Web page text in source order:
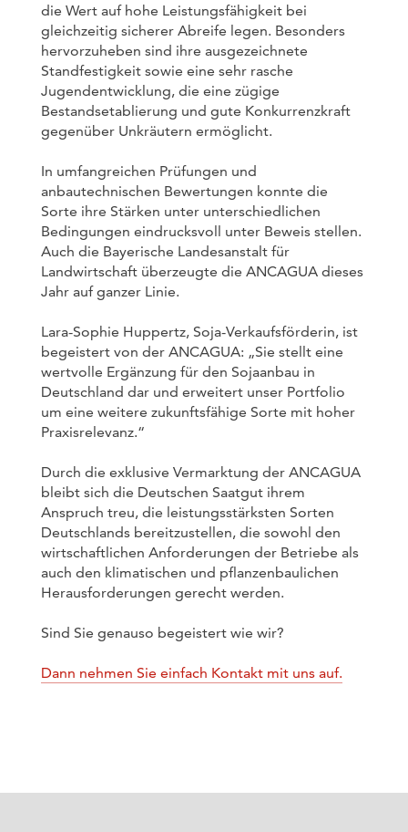
die Wert auf hohe Leistungsfähigkeit bei
gleichzeitig sicherer Abreife legen. Besonders
hervorzuheben sind ihre ausgezeichnete
Standfestigkeit sowie eine sehr rasche
Jugendentwicklung, die eine zügige
Bestandsetablierung und gute Konkurrenzkraft
gegenüber Unkräutern ermöglicht.
In umfangreichen Prüfungen und
anbautechnischen Bewertungen konnte die
Sorte ihre Stärken unter unterschiedlichen
Bedingungen eindrucksvoll unter Beweis stellen.
Auch die Bayerische Landesanstalt für
Landwirtschaft überzeugte die ANCAGUA dieses
Jahr auf ganzer Linie.
Lara-Sophie Huppertz, Soja-Verkaufsförderin, ist
begeistert von der ANCAGUA: „Sie stellt eine
wertvolle Ergänzung für den Sojaanbau in
Deutschland dar und erweitert unser Portfolio
um eine weitere zukunftsfähige Sorte mit hoher
Praxisrelevanz.“
Durch die exklusive Vermarktung der ANCAGUA
bleibt sich die Deutschen Saatgut ihrem
Anspruch treu, die leistungsstärksten Sorten
Deutschlands bereitzustellen, die sowohl den
wirtschaftlichen Anforderungen der Betriebe als
auch den klimatischen und pflanzenbaulichen
Herausforderungen gerecht werden.
Sind Sie genauso begeistert wie wir?
Dann nehmen Sie einfach Kontakt mit uns auf.